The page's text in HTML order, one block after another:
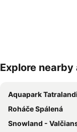
Explore
Aquapark
Roháče Spálená
Snowland -